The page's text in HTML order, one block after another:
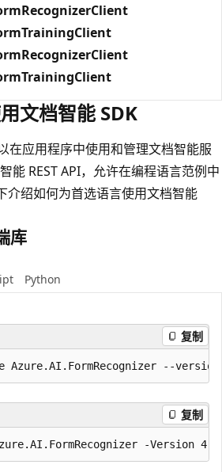
文档智能 SDK
在应用程序中使用和管理文档智能服
能 REST API，允许在编程语言范例中
介绍如何为首选语言使用文档智能
库
Python
复制
复制